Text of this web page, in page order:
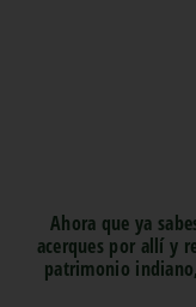
Ahora que ya
acerques por allí y
patrimonio